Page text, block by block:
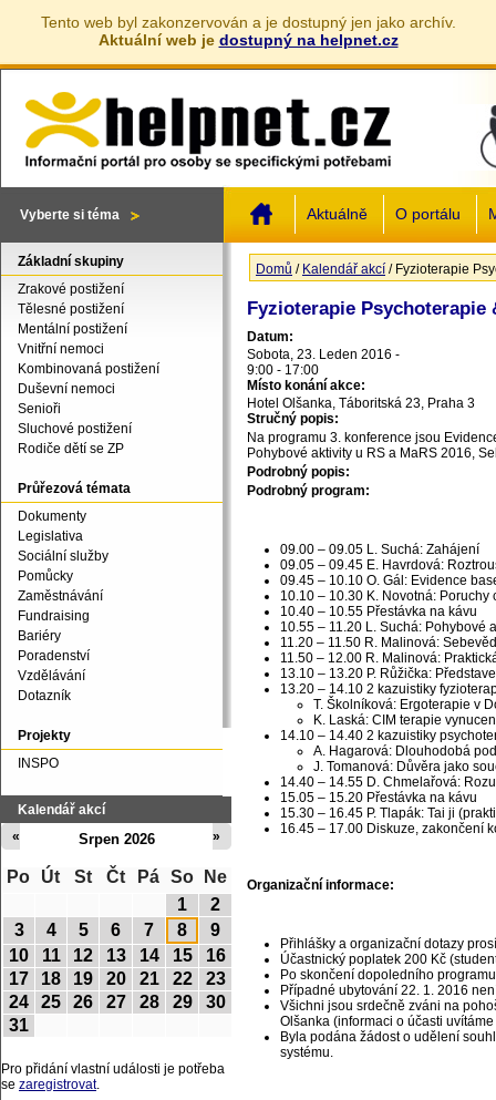
Tento web byl zakonzervován a je dostupný jen jako archív.
Aktuální web je dostupný na helpnet.cz
Vyberte si téma Aktuálně O portálu
Jste zde
Domů / Kalendář akcí / Fyzioterapie
Fyzioterapie
Datum:
Sobota, 23. Leden 2016 -
9:00 - 17:00
Místo konání akce:
Hotel Olšanka, Táboritská 23, Praha 3
Stručný popis:
Na programu 3. konference jsou
Pohybové aktivity u RS a MaRS 2016,
Podrobný popis:
Podrobný program:
09.00 – 09.05 L. Suchá: Zahájení
09.05 – 09.45 E. Havrdová:
09.45 – 10.10 O. Gál: Evidence
10.10 – 10.30 K. Novotná: Poruchy
10.40 – 10.55 Přestávka na kávu
10.55 – 11.20 L. Suchá: Pohybové
11.20 – 11.50 R. Malinová:
11.50 – 12.00 R. Malinová:
13.10 – 13.20 P. Růžička:
13.20 – 14.10 2 kazuistiky
T. Školníková: Ergoterapie v
K. Laská: CIM terapie
14.10 – 14.40 2 kazuistiky
A. Hagarová: Dlouhodobá
J. Tomanová: Důvěra jako
14.40 – 14.55 D. Chmelařová:
15.05 – 15.20 Přestávka na kávu
15.30 – 16.45 P. Tlapák: Tai ji
16.45 – 17.00 Diskuze, zakončení
Organizační informace:
Přihlášky a organizační dotazy
Účastnický poplatek 200 Kč
Po skončení dopoledního
Případné ubytování 22. 1. 2016
Všichni jsou srdečně zváni na
Olšanka (informaci o účasti
Byla podána žádost o udělení
systému.
Základní skupiny
Zrakové postižení
Tělesné postižení
Mentální postižení
Vnitřní nemoci
Kombinovaná postižení
Duševní nemoci
Senioři
Sluchové postižení
Rodiče dětí se ZP
Průřezová témata
Dokumenty
Legislativa
Sociální služby
Pomůcky
Zaměstnávání
Fundraising
Bariéry
Poradenství
Vzdělávání
Dotazník
Projekty
INSPO
Kalendář akcí
Srpen 2026
« »
Po Út St Čt Pá So
Ne
1
2
3
4 5 6 7 8
9
10
11 12 13 14 15
16
17
18 19 20 21 22
23
24
25 26 27 28 29
30
31
Pro přidání vlastní události je potřeba
se zaregistrovat.